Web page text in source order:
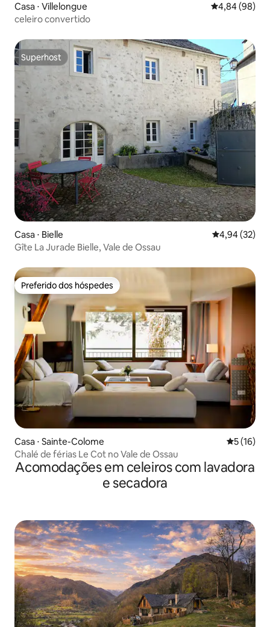
Casa ⋅ Villelongue 4,84 de uma
4,84 (98)
celeiro convertido
Superhost
Superhost
Casa ⋅ Bielle 4,94 de uma
4,94 (32)
Gîte La Jurade Bielle, Vale de Ossau
Preferido dos hóspedes
Preferido dos hóspedes
Casa ⋅ Sainte-Colome 5 de uma
5 (16)
Chalé de férias Le Cot no Vale de Ossau
Acomodações em celeiros com lavadora
e secadora